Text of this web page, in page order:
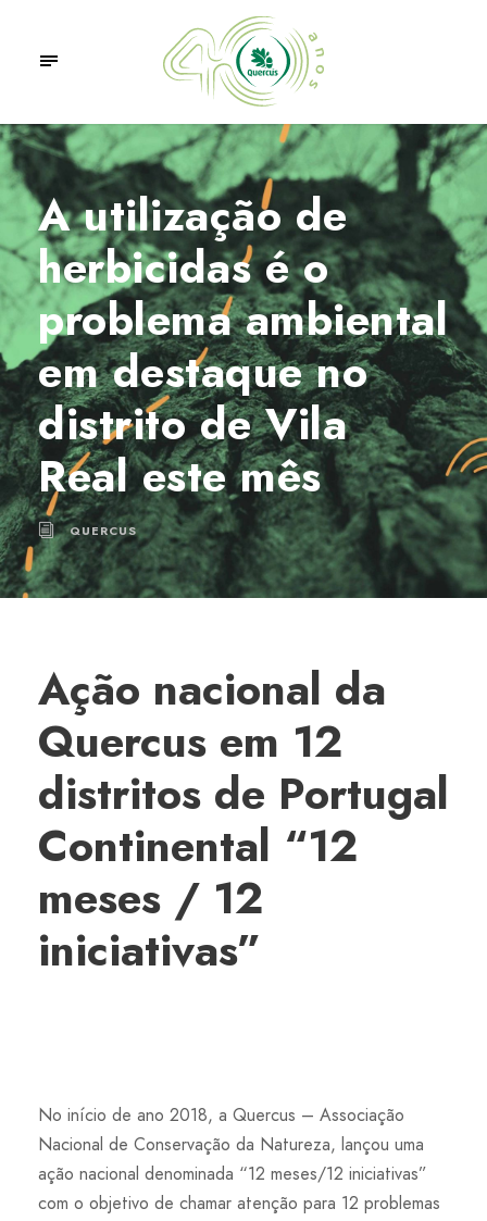
A utilização de
herbicidas é o
problema ambiental
em destaque no
distrito de Vila
Real este mês
QUERCUS
Ação nacional da
Quercus em 12
distritos de Portugal
Continental “12
meses / 12
iniciativas”
No início de ano 2018, a Quercus – Associação
Nacional de Conservação da Natureza, lançou uma
ação nacional denominada “12 meses/12 iniciativas”
com o objetivo de chamar atenção para 12 problemas